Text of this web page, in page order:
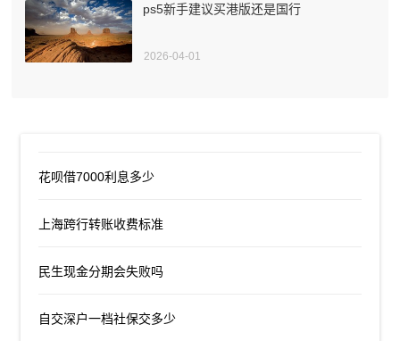
ps5新手建议买港版还是国行
2026-04-01
花呗借7000利息多少
上海跨行转账收费标准
民生现金分期会失败吗
自交深户一档社保交多少